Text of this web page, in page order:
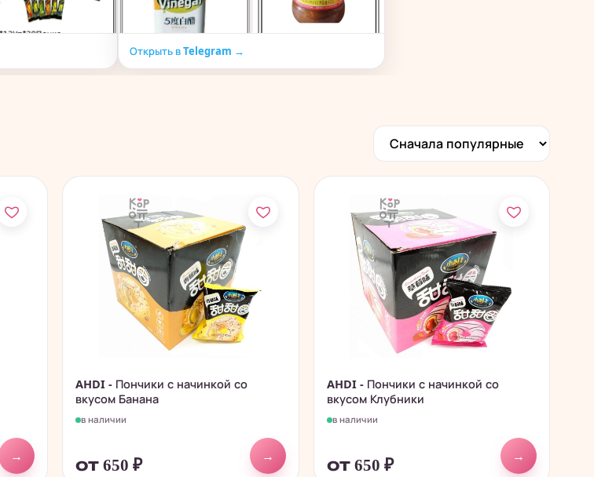
Открыть в Telegram →
→
AHDI - Пончики с начинкой со
вкусом Банана
в наличии
от 650₽
→
AHDI - Пончики с начинкой со
вкусом Клубники
в наличии
от 650 ₽
→